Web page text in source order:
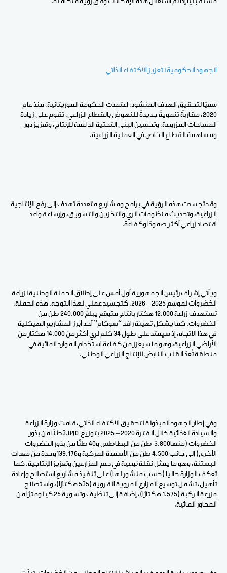
الجهود الحكومية لتعزيز الاكتفاء الذاتي
سعيًا لتحقيق الهدف المنشود، اعتمدت الحكومة الموريتانية، منذ عام
2020، مقاربةً تنمويةً جديدةً للنهوض بالقطاع الزراعي، تقوم على زيادة
المساحات المزروعة، وتحسين البنى التحتية الداعمة للإنتاج، وتعزيز دور
ومساهمة القطاع الخاص في العملية الزراعية.
وقد تجسدت هذه الرؤية في برامج ومشاريع متعددة تهدف إلى رفع الإنتاجية
الزراعية، وتحديث منظومات الري والتخزين والتسويق، وإرساء قواعد
اقتصاد زراعي أكثر صمودًا وكفاءة.
ويأتي إشراف رئيس الجمهورية أول أمس على إطلاق الحملة الوطنية لزراعة
الخضروات لموسم 2025 – 2026، كتجسيد عملي لهذا التوجه. هذه الحملة،
تستهدف زراعة 12.000 هكتار بإنتاج متوقع يبلغ 240.000 طن من
الخضروات. كما يشكل تهيئة رافد “سوكام” أحد أبرز المشاريع الهيكلية
في هذا الاتجاه، إذ سيمتد على طول 34 كلم لري أكثر من 14.000 هكتار من
الأراضي الزراعية، وهو ما سيعزز من كفاءة استخدام الموارد المائية في
منطقة تُعدّ القلب النابض للإنتاج الزراعي الوطني.
وفي إطار الجهود المبذولة لتحقيق الاكتفاء الذاتي، قامت وزارة الزراعة
والسيادة الغذائية خلال الفترة 2020 – 2025 بتوزيع 3.840طنًا من بذور
الخضروات (منها3.800 طن من البطاطس و40 طنًا من بذور الخضروات
الأخرى) إلى جانب 4.500 طن من الأسمدة المركبة و139.176وحدة من معدات
البستنة، وهو ما يمثل نقلة نوعية في دعم المزارعين وتعزيز الإنتاجية. كما
تعكف الوزارة حاليا (حسب منشور لها) على تنفيذ مشاريع استصلاح وإعادة
تأهيل، تشمل توسيع المزارع المروية القروية (535 هكتارًا)، واستصلاح
مزرعة الركبة (1.575 هكتارًا)، إضافة إلى تنظيف وتسوية 25 كيلومترًا من
المحاور المائية.